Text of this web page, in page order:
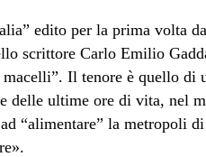
edito per la prima volta
scrittore Carlo Emilio
Il tenore è quello di
delle ultime ore di vita, nel
“alimentare” la metropoli